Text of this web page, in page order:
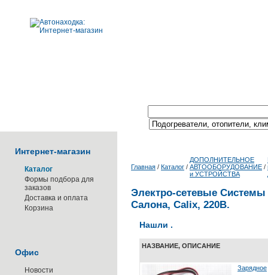
Интернет-магазин
Каталог
Формы подбора для
заказов
Доставка и оплата
Корзина
Офис
Новости
Главная / Каталог /
ДОПОЛНИТЕЛЬНОЕ
АВТООБОРУДОВАНИЕ
и УСТРОЙСТВА
/
Электро-сетевые Cистемы
Салона, Calix, 220В.
Нашли .
НАЗВАНИЕ, ОПИСАНИЕ
Зарядное